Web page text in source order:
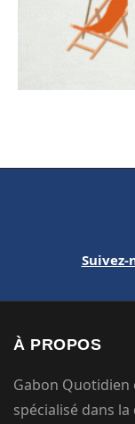
Suivez-
À PROPOS
Gabon Quotidien
spécialisé dans